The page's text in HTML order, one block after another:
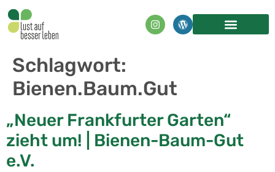
springen
Schlagwort:
Bienen.Baum.Gut
„Neuer Frankfurter Garten“
zieht um! | Bienen-Baum-Gut
e.V.